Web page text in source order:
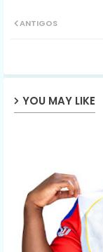
ANTIGOS
YOU MAY LIKE